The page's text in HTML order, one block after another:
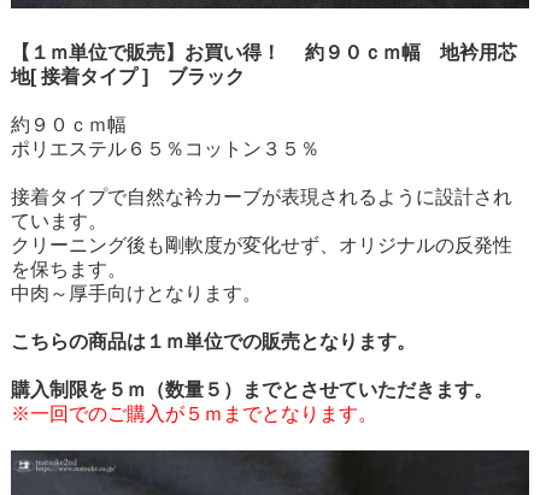
【１ｍ単位で販売】お買い得！ 約９０ｃｍ幅 地衿用芯
地[ 接着タイプ ] ブラック
約９０ｃｍ幅
ポリエステル６５％コットン３５％
接着タイプで自然な衿カーブが表現されるように設計され
ています。
クリーニング後も剛軟度が変化せず、オリジナルの反発性
を保ちます。
中肉～厚手向けとなります。
こちらの商品は１ｍ単位での販売となります。
購入制限を５ｍ（数量５）までとさせていただきます。
※一回でのご購入が５ｍまでとなります。